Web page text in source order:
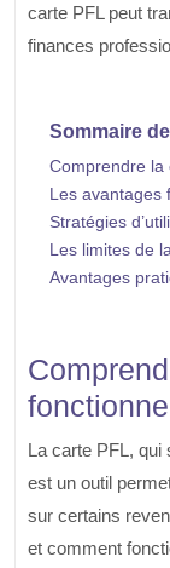
carte PFL peut
finances
Sommaire
Comprendre la
Les avantages
Stratégies
Les limites de
Avantages
La carte PFL, qui
est un outil
sur certains
et comment